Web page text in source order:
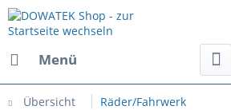
Menü
Übersicht Räder/Fahrwerk